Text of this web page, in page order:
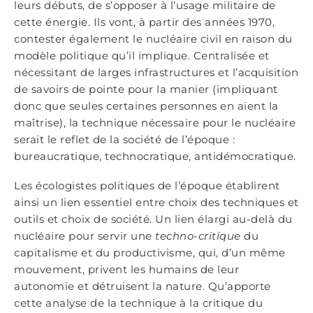
leurs débuts, de s’opposer à l’usage militaire de
cette énergie. Ils vont, à partir des années 1970,
contester également le nucléaire civil en raison du
modèle politique qu’il implique. Centralisée et
nécessitant de larges infrastructures et l’acquisition
de savoirs de pointe pour la manier (impliquant
donc que seules certaines personnes en aient la
maîtrise), la technique nécessaire pour le nucléaire
serait le reflet de la société de l’époque :
bureaucratique, technocratique, antidémocratique.
Les écologistes politiques de l’époque établirent
ainsi un lien essentiel entre choix des techniques et
outils et choix de société. Un lien élargi au-delà du
nucléaire pour servir une techno-critique du
capitalisme et du productivisme, qui, d’un même
mouvement, privent les humains de leur
autonomie et détruisent la nature. Qu’apporte
cette analyse de la technique à la critique du